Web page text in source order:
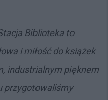
Biblioteka to
i miłość do książek
industrialnym pięknem
przygotowaliśmy